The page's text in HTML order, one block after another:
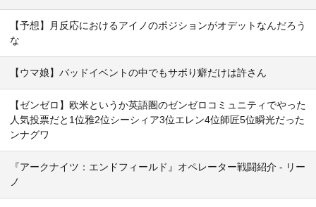
【予想】月反応におけるアイノのポジションがオデットなんだろう
な
【ウマ娘】バッドイベントの中でもサボり癖だけは許さん
【ゼンゼロ】欧米というか英語圏のゼンゼロコミュニティでやった
人気投票だと1位雅2位シーシィア3位エレン4位師匠5位瞬光だった
ンナグワ
『アークナイツ：エンドフィールド』オペレーター戦闘紹介 - リー
ノ